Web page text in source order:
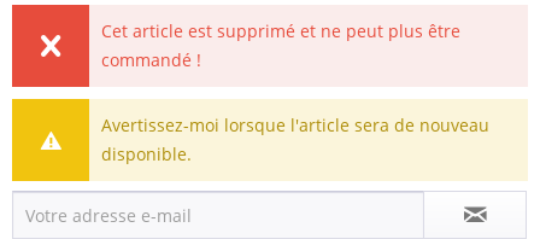
Cet article est supprimé et ne peut plus être
commandé !
Avertissez-moi lorsque l'article sera de nouveau
disponible.